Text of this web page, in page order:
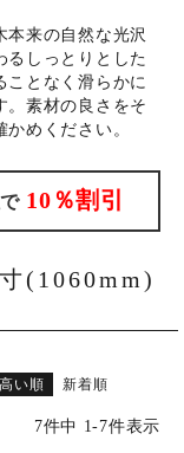
本来の自然な光沢
るしっとりとした
ことなく滑らかに
。素材の良さをそ
めください。
10％割引
(1060mm)
い順 新着順
7件中 1-7件表示